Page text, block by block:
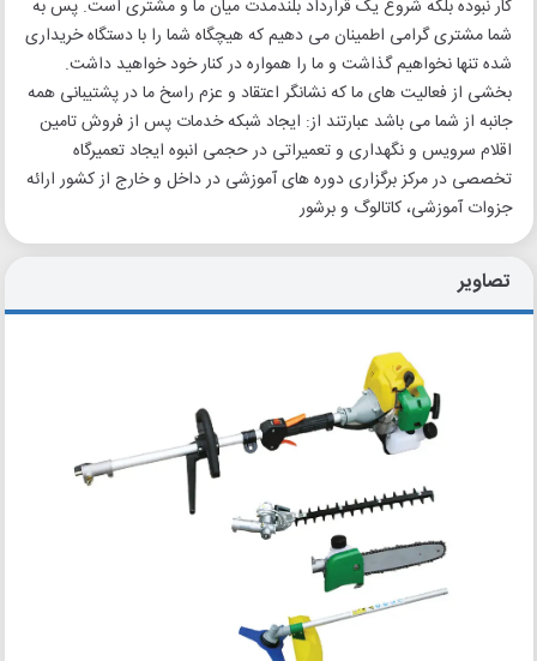
کار نبوده بلکه شروع یک قرارداد بلندمدت میان ما و مشتری است. پس به
شما مشتری گرامی اطمینان می دهیم که هیچگاه شما را با دستگاه خریداری
شده تنها نخواهیم گذاشت و ما را همواره در کنار خود خواهید داشت.
بخشی از فعالیت های ما که نشانگر اعتقاد و عزم راسخ ما در پشتیبانی همه
جانبه از شما می باشد عبارتند از: ایجاد شبکه خدمات پس از فروش تامین
اقلام سرویس و نگهداری و تعمیراتی در حجمی انبوه ایجاد تعمیرگاه
تخصصی در مرکز برگزاری دوره های آموزشی در داخل و خارج از کشور ارائه
جزوات آموزشی، کاتالوگ و برشور
تصاویر